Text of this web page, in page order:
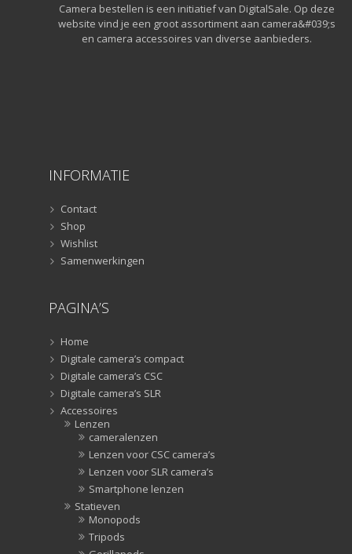
Camera bestellen is een initiatief van DigitalSale. Op deze
website vind je een groot assortiment aan camera&#039;s
en camera accessoires van diverse aanbieders.
INFORMATIE
Contact
Shop
Wishlist
Samenwerkingen
PAGINA’S
Home
Digitale camera’s compact
Digitale camera’s CSC
Digitale camera’s SLR
Accessoires
Lenzen
cameralenzen
Lenzen voor CSC camera’s
Lenzen voor SLR camera’s
Smartphone lenzen
Statieven
Monopods
Tripods